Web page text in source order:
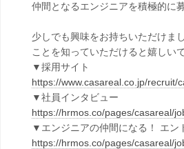
仲間となるエンジニアを積極的に
少しでも興味をお持ちいただけま
ことを知っていただけると嬉しいで
▼採用サイト
https://www.casareal.co.jp/recruit/
▼社員インタビュー
https://hrmos.co/pages/casareal/
▼エンジニアの仲間になる！ エン
https://hrmos.co/pages/casareal/